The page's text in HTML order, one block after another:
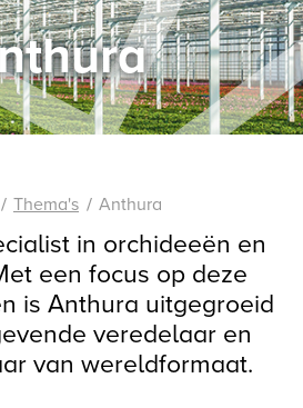
Thema's Anthura
in orchideeën en
een focus op deze
is Anthura uitgegroeid
veredelaar en
van wereldformaat.